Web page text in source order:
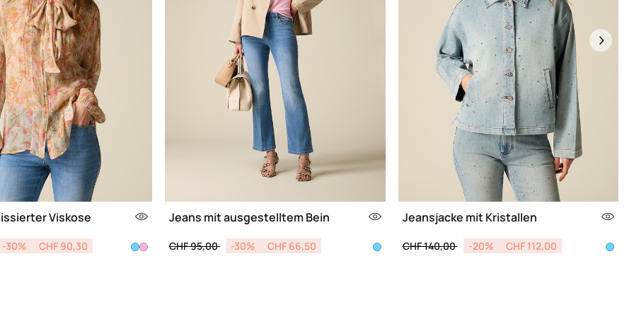
Viskose
from
-30% CHF 90,30
Jeans mit ausgestelltem Bein
Price reduced from
CHF 95,00to-30% CHF 66,50
Jeansjacke mit Kristallen
Price reduced from
CHF 140,00to-20% CHF 112,00
Next